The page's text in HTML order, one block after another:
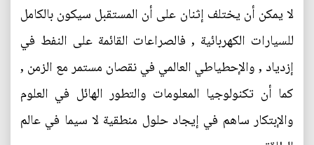
لا يمكن أن يختلف إثنان على أن المستقبل سيكون بالكامل
للسيارات الكهربائية , فالصراعات القائمة على النفط في
إزدياد , والإحطياطي العالمي في نقصان مستمر مع الزمن ,
كما أن تكنولوجيا المعلومات والتطور الهائل في العلوم
والإبتكار ساهم في إيجاد حلول منطقية لا سيما في عالم